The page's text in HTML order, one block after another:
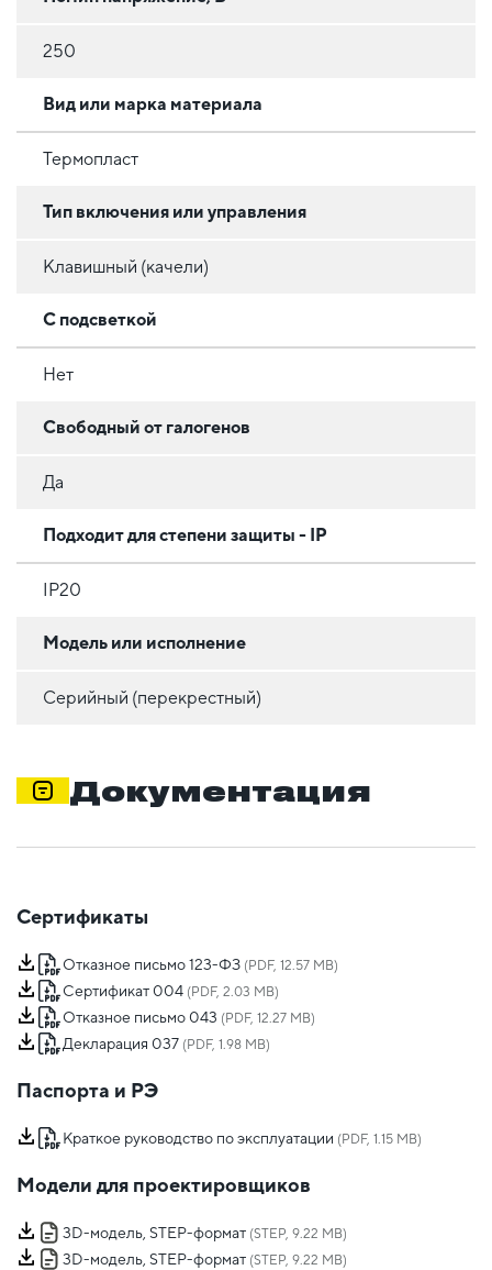
250
Вид или марка материала
Термопласт
Тип включения или управления
Клавишный (качели)
С подсветкой
Нет
Свободный от галогенов
Да
Подходит для степени защиты - IP
IP20
Модель или исполнение
Серийный (перекрестный)
Документация
Сертификаты
Отказное письмо 123-ФЗ (PDF, 12.57 MB)
Сертификат 004 (PDF, 2.03 MB)
Отказное письмо 043 (PDF, 12.27 MB)
Декларация 037 (PDF, 1.98 MB)
Паспорта и РЭ
Краткое руководство по эксплуатации (PDF, 1.15 MB)
Модели для проектировщиков
3D-модель, STEP-формат (STEP, 9.22 MB)
3D-модель, STEP-формат (STEP, 9.22 MB)